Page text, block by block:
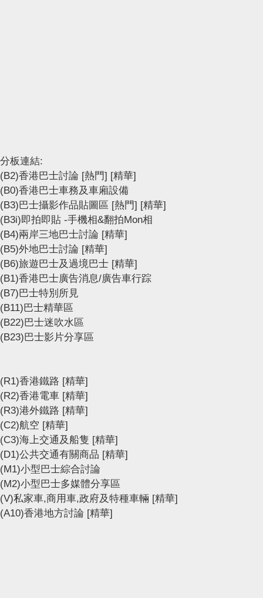
分板連結:
(B2)香港巴士討論 [熱門] [精華]
(B0)香港巴士車務及車廂設備
(B3)巴士攝影作品貼圖區 [熱門] [精華]
(B3i)即拍即貼 -手機相&翻拍Mon相
(B4)兩岸三地巴士討論 [精華]
(B5)外地巴士討論 [精華]
(B6)旅遊巴士及過境巴士 [精華]
(B1)香港巴士廣告消息/廣告車行踪
(B7)巴士特別所見
(B11)巴士精華區
(B22)巴士迷吹水區
(B23)巴士影片分享區
(R1)香港鐵路 [精華]
(R2)香港電車 [精華]
(R3)港外鐵路 [精華]
(C2)航空 [精華]
(C3)海上交通及船隻 [精華]
(D1)公共交通有關商品 [精華]
(M1)小型巴士綜合討論
(M2)小型巴士多媒體分享區
(V)私家車,商用車,政府及特種車輛 [精華]
(A10)香港地方討論 [精華]